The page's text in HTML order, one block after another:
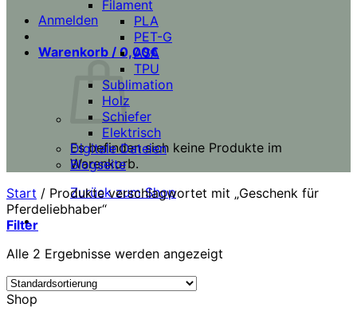
Anmelden
Warenkorb / 0,00€
Es befinden sich keine Produkte im
Warenkorb.
Zurück zum Shop
Filament
PLA
PET-G
ASA
TPU
Sublimation
Holz
Schiefer
Elektrisch
Digitale Dateien
Blogseite
Start / Produkte verschlagwortet mit „Geschenk für
Pferdeliebhaber“
Filter
Alle 2 Ergebnisse werden angezeigt
Shop